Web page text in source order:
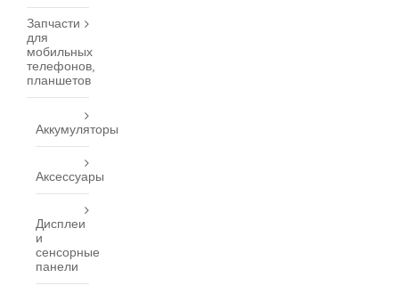
Запчасти
для
мобильных
телефонов,
планшетов
Аккумуляторы
Аксессуары
Дисплеи
и
сенсорные
панели